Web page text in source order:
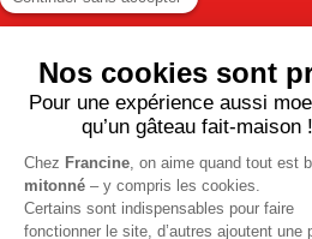
Pour le dessert
Gâteaux et cakes
Crèmes et flans